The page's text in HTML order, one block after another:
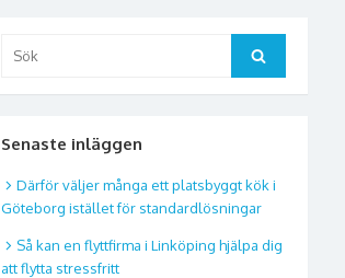
efter:
Sök
Senaste inläggen
Därför väljer många ett platsbyggt kök i
Göteborg istället för standardlösningar
Så kan en flyttfirma i Linköping hjälpa dig
att flytta stressfritt